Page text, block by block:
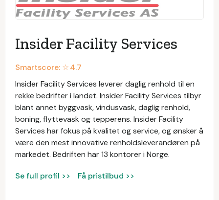
Insider Facility Services
Smartscore: ☆4.7
Insider Facility Services leverer daglig renhold til en
rekke bedrifter i landet. Insider Facility Services tilbyr
blant annet byggvask, vindusvask, daglig renhold,
boning, flyttevask og tepperens. Insider Facility
Services har fokus på kvalitet og service, og ønsker å
være den mest innovative renholdsleverandøren på
markedet. Bedriften har 13 kontorer i Norge.
Se full profil >> Få pristilbud >>